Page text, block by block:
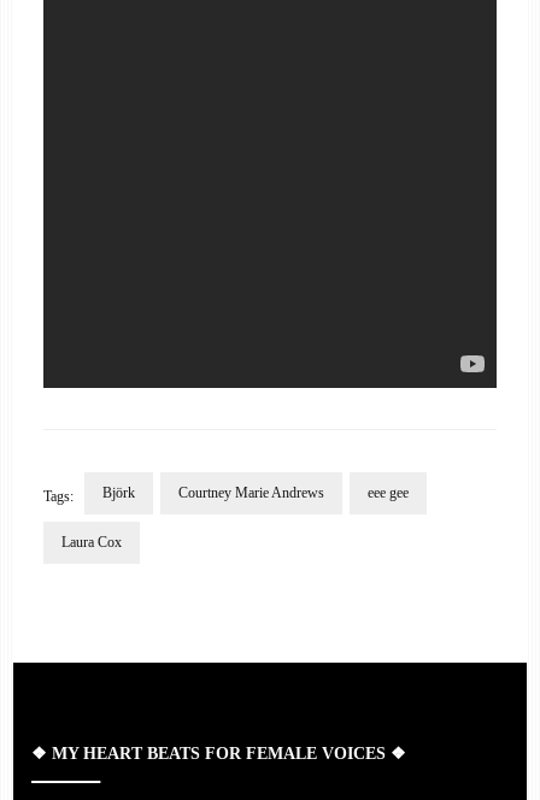
Tags: Björk Courtney Marie Andrews eee gee
Laura Cox
Navigation
❖ MY HEART BEATS FOR FEMALE VOICES ❖